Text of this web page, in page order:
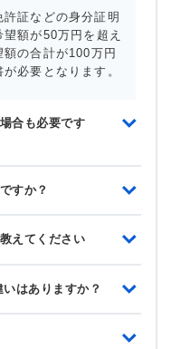
証などの身分証明
額が50万円を超え
の合計が100万円
必要となります。
合も必要です
すか？
えてください
はありますか？